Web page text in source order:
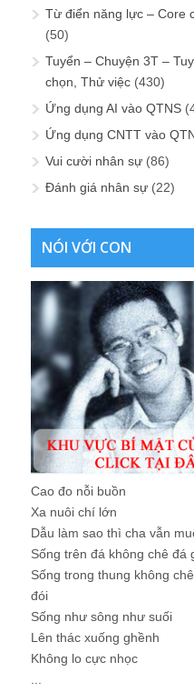
Từ điển năng lực – Core
(50)
Tuyển – Chuyện 3T –
chọn, Thử việc (430)
Ứng dụng AI vào QTNS
Ứng dụng CNTT vào
Vui cười nhân sự (86)
Đánh giá nhân sự (22)
NÓI VỚI CON
Cao đo nỗi buồn
Xa nuôi chí lớn
Dẫu làm sao thì cha vẫn
Sống trên đá không chê đá
Sống trong thung không
đói
Sống như sông như suối
Lên thác xuống ghềnh
Không lo cực nhọc